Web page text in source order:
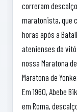
correram
maratonista, que
horas após a
atenienses da
nossa Maratona
Maratona de
Em 1960, Abebe
em Roma,